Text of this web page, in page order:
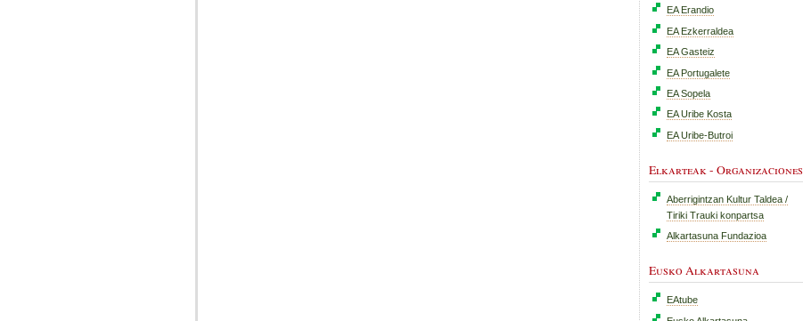
EA Erandio
EA Ezkerraldea
EA Gasteiz
EA Portugalete
EA Sopela
EA Uribe Kosta
EA Uribe-Butroi
Elkarteak - Organizaciones
Aberrigintzan Kultur Taldea /
Tiriki Trauki konpartsa
Alkartasuna Fundazioa
Eusko Alkartasuna
EAtube